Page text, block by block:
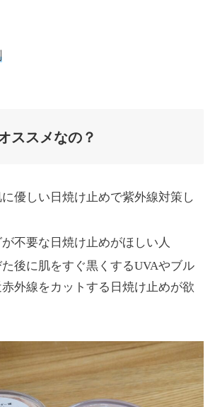
ススメなの？
優しい日焼け止めで紫外線対策し
不要な日焼け止めがほしい人
た後に肌をすぐ黒くするUVAやブル
外線をカットする日焼け止めが欲